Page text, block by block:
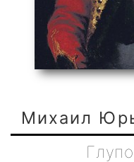
Михаил